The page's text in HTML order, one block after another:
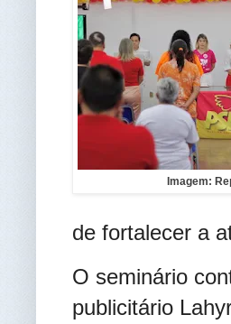
Imagem:
de fortalecer a
O seminário
publicitário